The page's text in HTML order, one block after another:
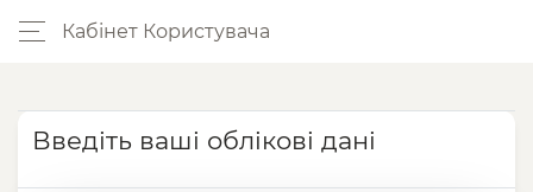
Кабінет Користувача
Введіть ваші облікові дані